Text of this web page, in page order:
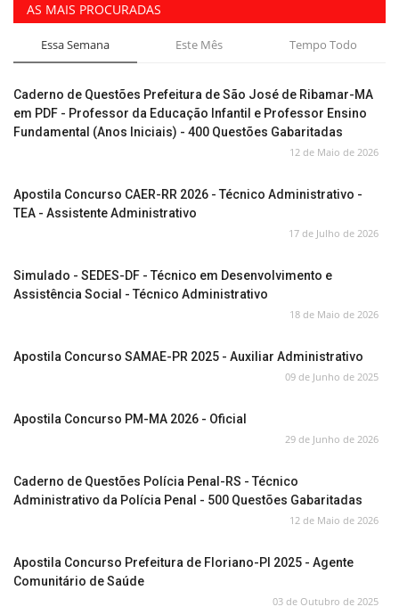
AS MAIS PROCURADAS
Essa Semana Este Mês Tempo Todo
Caderno de Questões Prefeitura de São José de Ribamar-MA
em PDF - Professor da Educação Infantil e Professor Ensino
Fundamental (Anos Iniciais) - 400 Questões Gabaritadas
12 de Maio de 2026
Apostila Concurso CAER-RR 2026 - Técnico Administrativo -
TEA - Assistente Administrativo
17 de Julho de 2026
Simulado - SEDES-DF - Técnico em Desenvolvimento e
Assistência Social - Técnico Administrativo
18 de Maio de 2026
Apostila Concurso SAMAE-PR 2025 - Auxiliar Administrativo
09 de Junho de 2025
Apostila Concurso PM-MA 2026 - Oficial
29 de Junho de 2026
Caderno de Questões Polícia Penal-RS - Técnico
Administrativo da Polícia Penal - 500 Questões Gabaritadas
12 de Maio de 2026
Apostila Concurso Prefeitura de Floriano-PI 2025 - Agente
Comunitário de Saúde
03 de Outubro de 2025